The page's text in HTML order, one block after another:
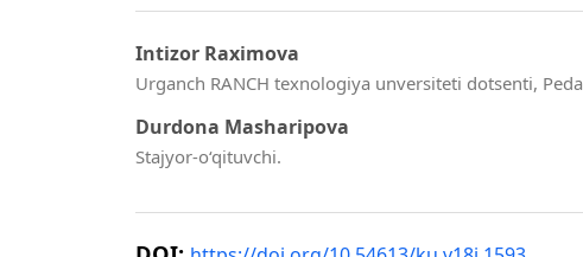
Intizor Raximova
Urganch RANCH texnologiya unversiteti dotsenti,
Durdona Masharipova
Stajyor-o‘qituvchi.